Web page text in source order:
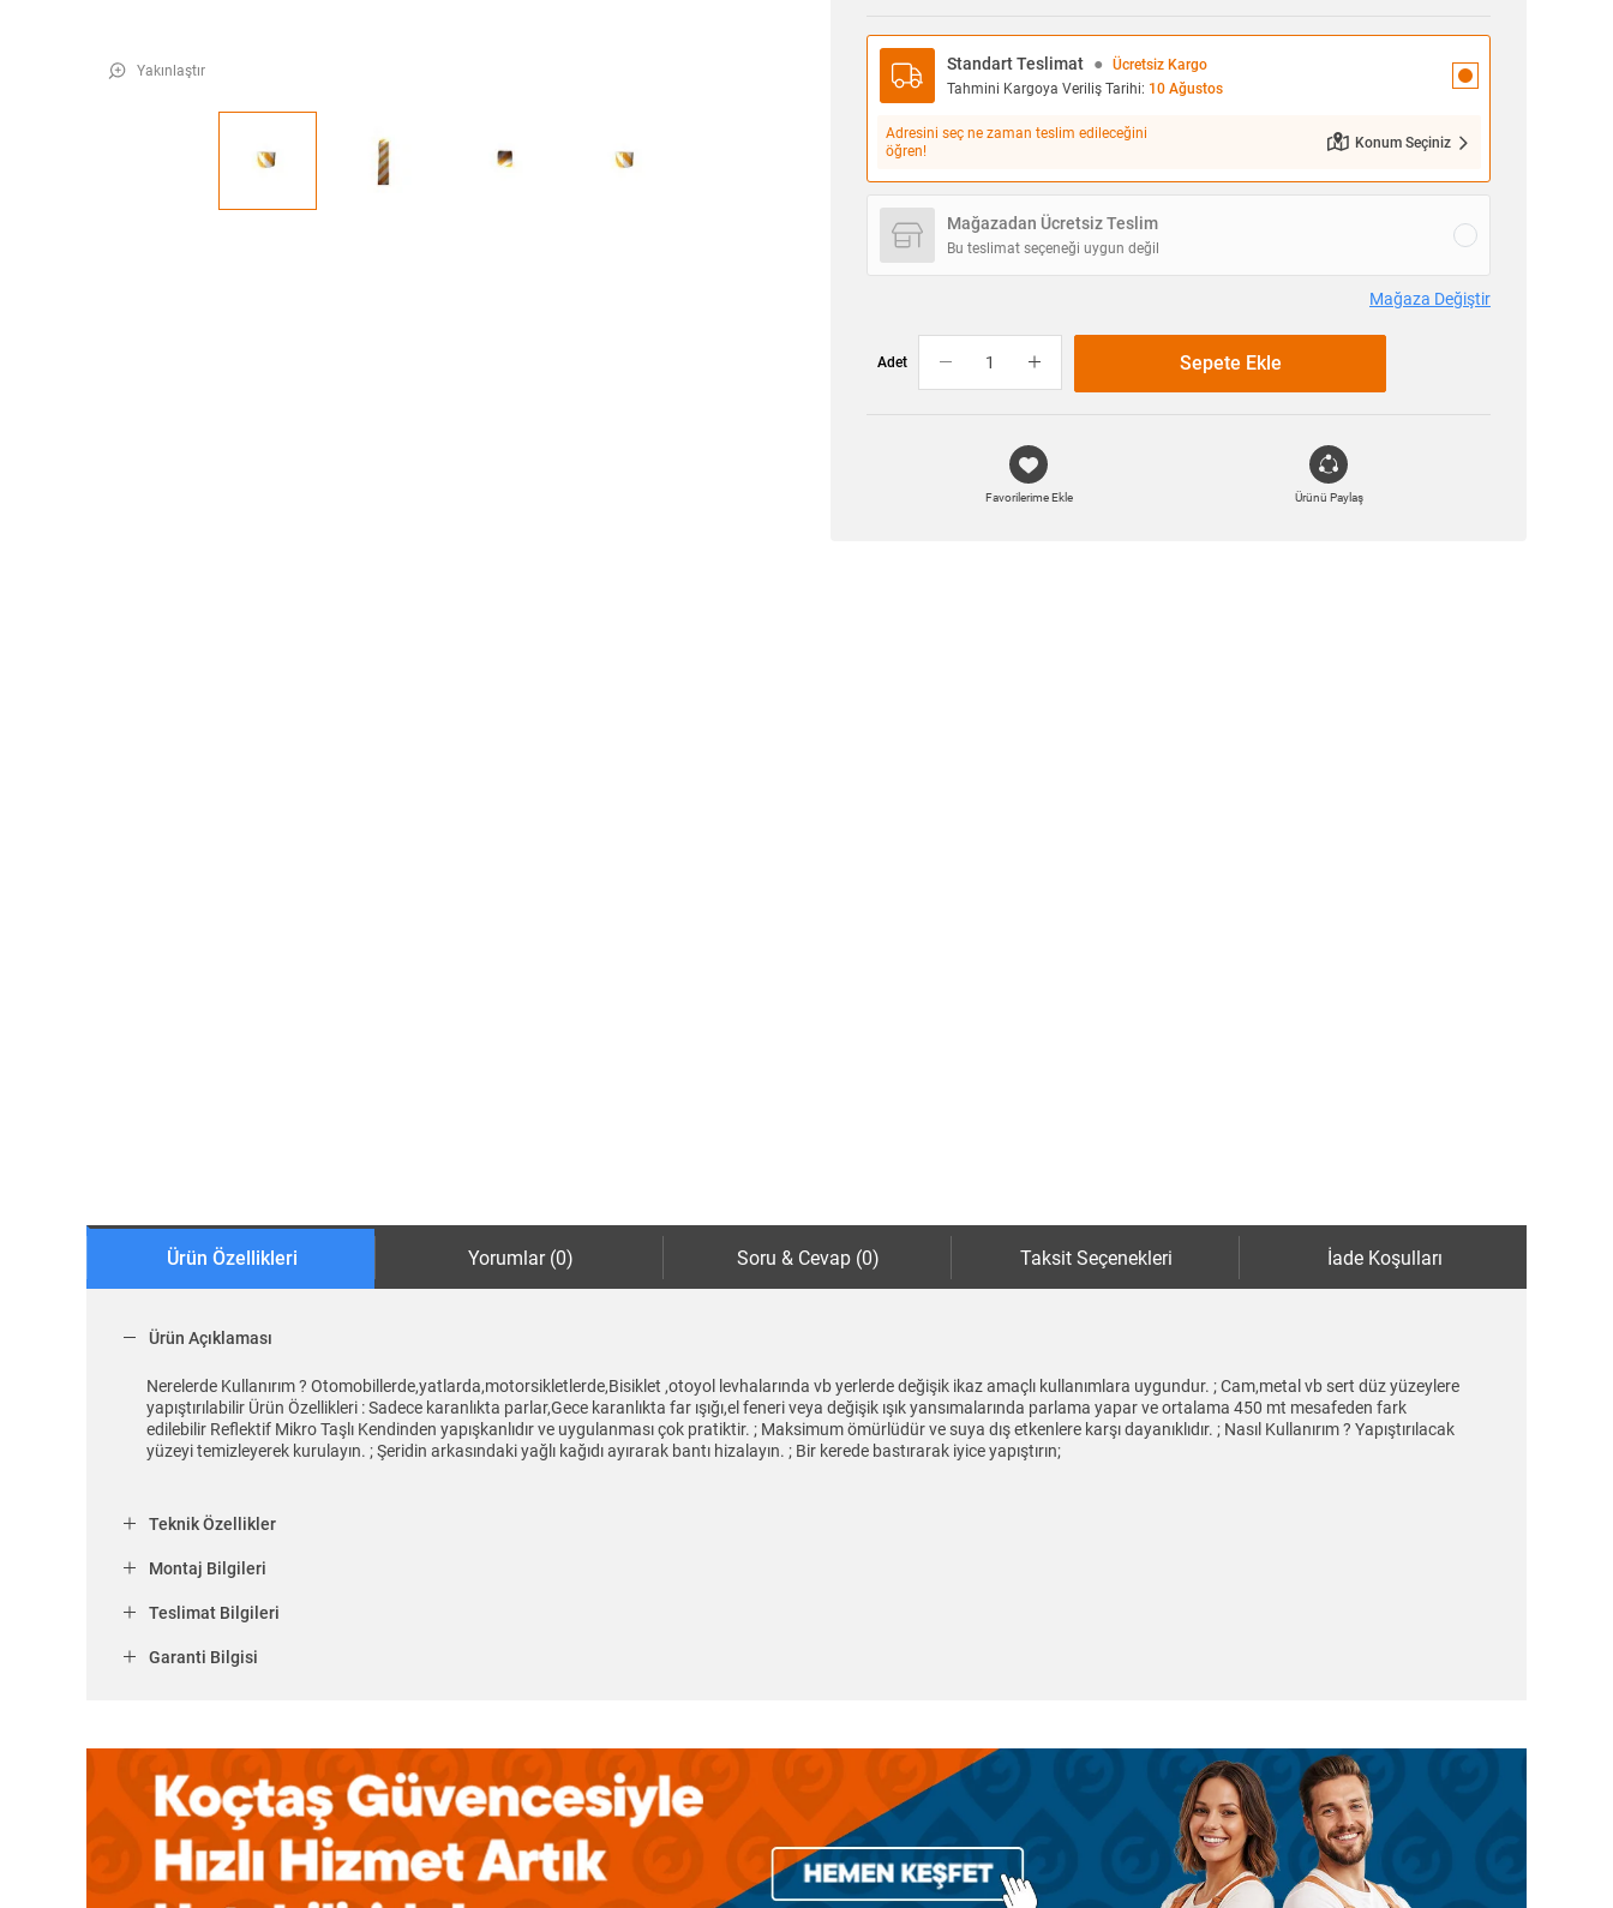
Yakınlaştır Standart Teslimat ●
Ücretsiz Kargo
Tahmini Kargoya Veriliş Tarihi: 10 Ağustos
Adresini seç ne zaman teslim edileceğini
öğren!
Konum Seçiniz
Mağazadan Ücretsiz Teslim
Bu teslimat seçeneği uygun değil
Mağaza Değiştir
Adet Sepete Ekle
Favorilerime Ekle Ürünü Paylaş
Ürün Özellikleri Yorumlar (0) Soru & Cevap (0) Taksit Seçenekleri İade Koşulları
Ürün Açıklaması
Nerelerde Kullanırım ? Otomobillerde,yatlarda,motorsikletlerde,Bisiklet ,otoyol levhalarında vb yerlerde değişik ikaz amaçlı kullanımlara uygundur. ; Cam,metal vb sert düz yüzeylere
yapıştırılabilir Ürün Özellikleri : Sadece karanlıkta parlar,Gece karanlıkta far ışığı,el feneri veya değişik ışık yansımalarında parlama yapar ve ortalama 450 mt mesafeden fark
edilebilir Reflektif Mikro Taşlı Kendinden yapışkanlıdır ve uygulanması çok pratiktir. ; Maksimum ömürlüdür ve suya dış etkenlere karşı dayanıklıdır. ; Nasıl Kullanırım ? Yapıştırılacak
yüzeyi temizleyerek kurulayın. ; Şeridin arkasındaki yağlı kağıdı ayırarak bantı hizalayın. ; Bir kerede bastırarak iyice yapıştırın;
Teknik Özellikler
Montaj Bilgileri
Teslimat Bilgileri
Garanti Bilgisi